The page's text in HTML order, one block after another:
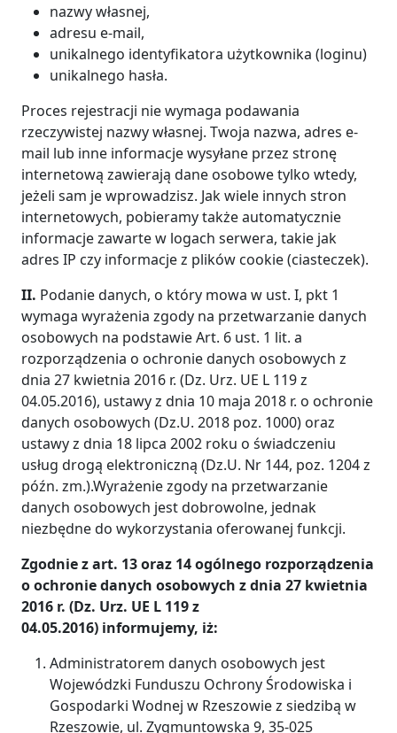
nazwy własnej,
adresu e-mail,
unikalnego identyfikatora użytkownika (loginu)
unikalnego hasła.
Proces rejestracji nie wymaga podawania
rzeczywistej nazwy własnej. Twoja nazwa, adres e-
mail lub inne informacje wysyłane przez stronę
internetową zawierają dane osobowe tylko wtedy,
jeżeli sam je wprowadzisz. Jak wiele innych stron
internetowych, pobieramy także automatycznie
informacje zawarte w logach serwera, takie jak
adres IP czy informacje z plików cookie (ciasteczek).
II. Podanie danych, o który mowa w ust. I, pkt 1
wymaga wyrażenia zgody na przetwarzanie danych
osobowych na podstawie Art. 6 ust. 1 lit. a
rozporządzenia o ochronie danych osobowych z
dnia 27 kwietnia 2016 r. (Dz. Urz. UE L 119 z
04.05.2016), ustawy z dnia 10 maja 2018 r. o ochronie
danych osobowych (Dz.U. 2018 poz. 1000) oraz
ustawy z dnia 18 lipca 2002 roku o świadczeniu
usług drogą elektroniczną (Dz.U. Nr 144, poz. 1204 z
późn. zm.).Wyrażenie zgody na przetwarzanie
danych osobowych jest dobrowolne, jednak
niezbędne do wykorzystania oferowanej funkcji.
Zgodnie z art. 13 oraz 14 ogólnego rozporządzenia
o ochronie danych osobowych z dnia 27 kwietnia
2016 r. (Dz. Urz. UE L 119 z
04.05.2016) informujemy, iż:
Administratorem danych osobowych jest
Wojewódzki Funduszu Ochrony Środowiska i
Gospodarki Wodnej w Rzeszowie z siedzibą w
Rzeszowie, ul. Zygmuntowska 9, 35-025